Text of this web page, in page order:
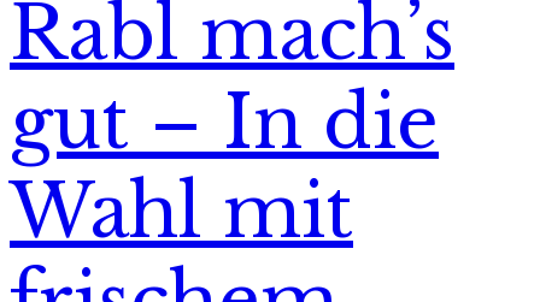
Rabl mach’s
gut – In die
Wahl mit